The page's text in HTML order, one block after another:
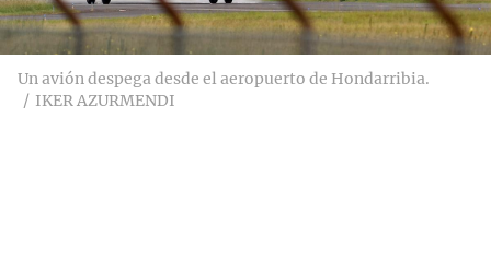
Un avión despega desde el aeropuerto de Hondarribia.
IKER AZURMENDI